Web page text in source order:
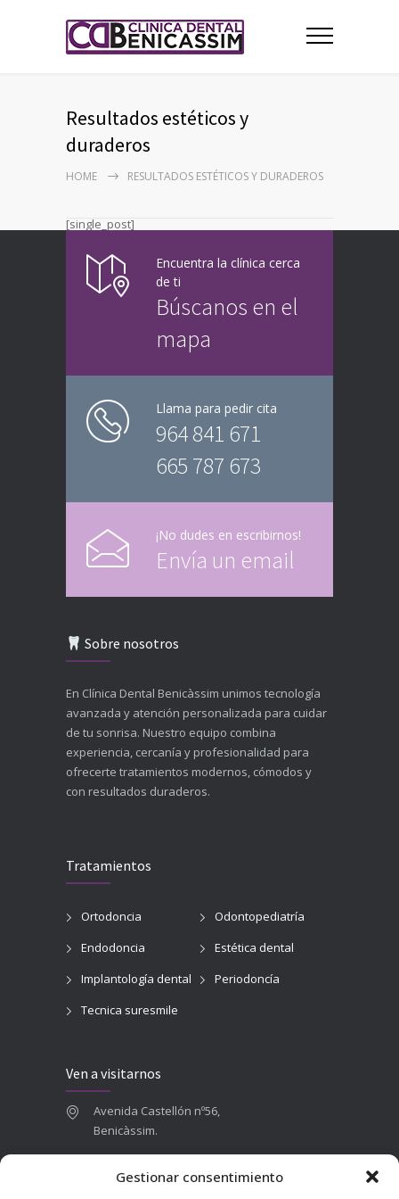
Gestionar consentimiento
Resultados estéticos y
duraderos
HOME RESULTADOS ESTÉTICOS Y DURADEROS
[single_post]
Encuentra la clínica cerca
de ti
Búscanos en el
mapa
Llama para pedir cita
964 841 671
665 787 673
¡No dudes en escribirnos!
Envía un email
Sobre nosotros
En Clínica Dental Benicàssim unimos tecnología
avanzada y atención personalizada para cuidar
de tu sonrisa. Nuestro equipo combina
experiencia, cercanía y profesionalidad para
ofrecerte tratamientos modernos, cómodos y
con resultados duraderos.
Tratamientos
Ortodoncia
Odontopediatría
Endodoncia
Estética dental
Implantología dental
Periodoncía
Tecnica suresmile
Ven a visitarnos
Avenida Castellón nº56,
Benicàssim.
665 787 673